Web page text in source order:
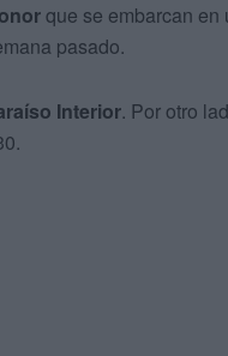
que se embarcan
pasado.
Interior. Por otro